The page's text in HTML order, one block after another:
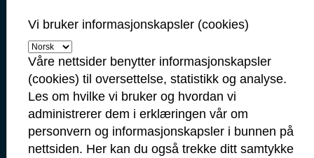
Ansattportal
Vakt- og nødtelefoner
Politi: 112
Brann: 110
Ambulanse: 113
Legevakt: 116 117
Vi bruker informasjonskapsler (cookies)
Våre nettsider benytter informasjonskapsler
(cookies) til oversettelse, statistikk og analyse.
Les om hvilke vi bruker og hvordan vi
administrerer dem i erklæringen vår om
personvern og informasjonskapsler i bunnen på
nettsiden. Her kan du også trekke ditt samtykke